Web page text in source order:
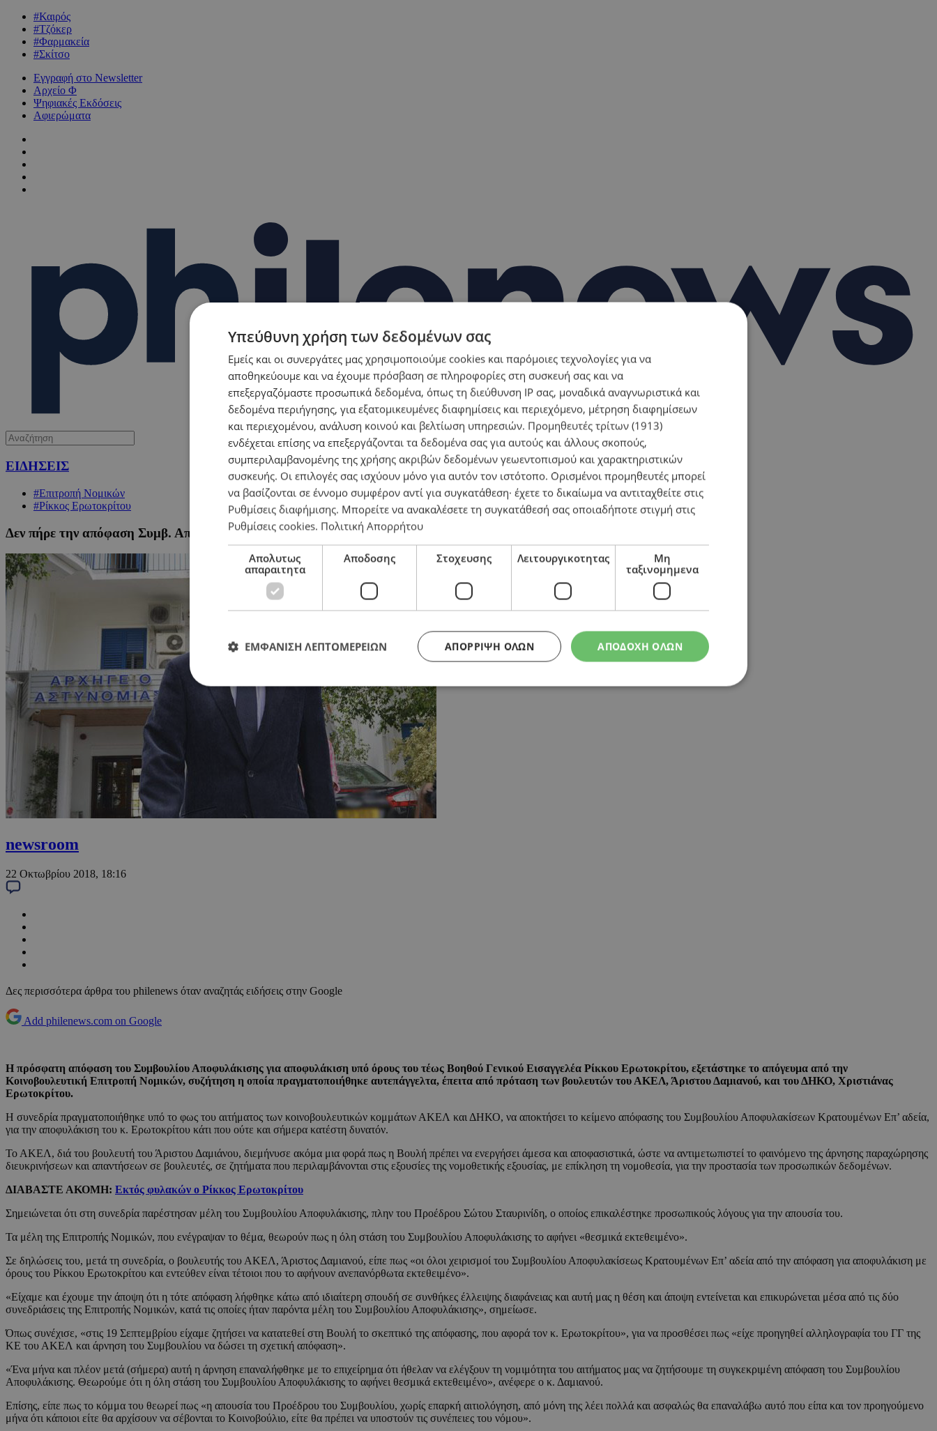
#Καιρός
#Τζόκερ
#Φαρμακεία
#Σκίτσο
Εγγραφή στο Newsletter
Αρχείο Φ
Ψηφιακές Εκδόσεις
Αφιερώματα
ΕΙΔΗΣΕΙΣ
#Επιτροπή Νομικών
#Ρίκκος Ερωτοκρίτου
Δεν πήρε την απόφαση Συμβ. Αποφυλάκισης για Ρίκκο η Επ. Νομικών
newsroom
22 Οκτωβρίου 2018, 18:16
Δες περισσότερα άρθρα του philenews όταν αναζητάς ειδήσεις στην Google
Add philenews.com on Google
Η πρόσφατη απόφαση του Συμβουλίου Αποφυλάκισης για αποφυλάκιση υπό όρους του τέως Βοηθού Γενικού Εισαγγελέα Ρίκκου Ερωτοκρίτου, εξετάστηκε το απόγευμα από την
Κοινοβουλευτική Επιτροπή Νομικών, συζήτηση η οποία πραγματοποιήθηκε αυτεπάγγελτα, έπειτα από πρόταση των βουλευτών του ΑΚΕΛ, Άριστου Δαμιανού, και του ΔΗΚΟ, Χριστιάνας
Ερωτοκρίτου.
Η συνεδρία πραγματοποιήθηκε υπό το φως του αιτήματος των κοινοβουλευτικών κομμάτων ΑΚΕΛ και ΔΗΚΟ, να αποκτήσει το κείμενο απόφασης του Συμβουλίου Αποφυλακίσεων Κρατουμένων Επ’ αδεία,
για την αποφυλάκιση του κ. Ερωτοκρίτου κάτι που ούτε και σήμερα κατέστη δυνατόν.
Το ΑΚΕΛ, διά του βουλευτή του Άριστου Δαμιάνου, διεμήνυσε ακόμα μια φορά πως η Βουλή πρέπει να ενεργήσει άμεσα και αποφασιστικά, ώστε να αντιμετωπιστεί το φαινόμενο της άρνησης παραχώρησης
διευκρινήσεων και απαντήσεων σε βουλευτές, σε ζητήματα που περιλαμβάνονται στις εξουσίες της νομοθετικής εξουσίας, με επίκληση τη νομοθεσία, για την προστασία των προσωπικών δεδομένων.
ΔΙΑΒΑΣΤΕ ΑΚΟΜΗ: Εκτός φυλακών ο Ρίκκος Ερωτοκρίτου
Σημειώνεται ότι στη συνεδρία παρέστησαν μέλη του Συμβουλίου Αποφυλάκισης, πλην του Προέδρου Σώτου Σταυρινίδη, ο οποίος επικαλέστηκε προσωπικούς λόγους για την απουσία του.
Τα μέλη της Επιτροπής Νομικών, που ενέγραψαν το θέμα, θεωρούν πως η όλη στάση του Συμβουλίου Αποφυλάκισης το αφήνει «θεσμικά εκτεθειμένο».
Σε δηλώσεις του, μετά τη συνεδρία, ο βουλευτής του ΑΚΕΛ, Άριστος Δαμιανού, είπε πως «οι όλοι χειρισμοί του Συμβουλίου Αποφυλακίσεως Κρατουμένων Επ’ αδεία από την απόφαση για αποφυλάκιση με
όρους του Ρίκκου Ερωτοκρίτου και εντεύθεν είναι τέτοιοι που το αφήνουν ανεπανόρθωτα εκτεθειμένο».
«Είχαμε και έχουμε την άποψη ότι η τότε απόφαση λήφθηκε κάτω από ιδιαίτερη σπουδή σε συνθήκες έλλειψης διαφάνειας και αυτή μας η θέση και άποψη εντείνεται και επικυρώνεται μέσα από τις δύο
συνεδριάσεις της Επιτροπής Νομικών, κατά τις οποίες ήταν παρόντα μέλη του Συμβουλίου Αποφυλάκισης», σημείωσε.
Όπως συνέχισε, «στις 19 Σεπτεμβρίου είχαμε ζητήσει να κατατεθεί στη Βουλή το σκεπτικό της απόφασης, που αφορά τον κ. Ερωτοκρίτου», για να προσθέσει πως «είχε προηγηθεί αλληλογραφία του ΓΓ της
ΚΕ του ΑΚΕΛ και άρνηση του Συμβουλίου να δώσει τη σχετική απόφαση».
«Ένα μήνα και πλέον μετά (σήμερα) αυτή η άρνηση επαναλήφθηκε με το επιχείρημα ότι ήθελαν να ελέγξουν τη νομιμότητα του αιτήματος μας να ζητήσουμε τη συγκεκριμένη απόφαση του Συμβουλίου
Αποφυλάκισης. Θεωρούμε ότι η όλη στάση του Συμβουλίου Αποφυλάκισης το αφήνει θεσμικά εκτεθειμένο», ανέφερε ο κ. Δαμιανού.
Επίσης, είπε πως το κόμμα του θεωρεί πως «η απουσία του Προέδρου του Συμβουλίου, χωρίς επαρκή αιτιολόγηση, από μόνη της λέει πολλά και ασφαλώς θα επαναλάβω αυτό που είπα και τον προηγούμενο
μήνα ότι κάποιοι είτε θα αρχίσουν να σέβονται το Κοινοβούλιο, είτε θα πρέπει να υποστούν τις συνέπειες του νόμου».
Υπεύθυνη χρήση των δεδομένων σας
Εμείς και οι συνεργάτες μας χρησιμοποιούμε cookies και παρόμοιες τεχνολογίες για να
αποθηκεύουμε και να έχουμε πρόσβαση σε πληροφορίες στη συσκευή σας και να
επεξεργαζόμαστε προσωπικά δεδομένα, όπως τη διεύθυνση IP σας, μοναδικά αναγνωριστικά και
δεδομένα περιήγησης, για εξατομικευμένες διαφημίσεις και περιεχόμενο, μέτρηση διαφημίσεων
και περιεχομένου, ανάλυση κοινού και βελτίωση υπηρεσιών. Προμηθευτές τρίτων (1913)
ενδέχεται επίσης να επεξεργάζονται τα δεδομένα σας για αυτούς και άλλους σκοπούς,
συμπεριλαμβανομένης της χρήσης ακριβών δεδομένων γεωεντοπισμού και χαρακτηριστικών
συσκευής. Οι επιλογές σας ισχύουν μόνο για αυτόν τον ιστότοπο. Ορισμένοι προμηθευτές μπορεί
να βασίζονται σε έννομο συμφέρον αντί για συγκατάθεση· έχετε το δικαίωμα να αντιταχθείτε στις
Ρυθμίσεις διαφήμισης. Μπορείτε να ανακαλέσετε τη συγκατάθεσή σας οποιαδήποτε στιγμή στις
Ρυθμίσεις cookies. Πολιτική Απορρήτου
Απολυτως
απαραιτητα
Αποδοσης Στοχευσης Λειτουργικοτητας
Μη
ταξινομημενα
ΑΠΟΔΟΧΗ ΟΛΩΝ
ΑΠΌΡΡΙΨΗ ΌΛΩΝ
ΕΜΦΑΝΙΣΗ ΛΕΠΤΟΜΕΡΕΙΩΝ